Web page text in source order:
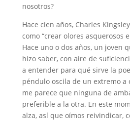
nosotros?
Hace cien años, Charles
como “crear olores asquerosos
Hace uno o dos años, un joven
hizo saber, con aire de
a entender para qué sirve la
péndulo oscila de un extremo a
me parece que ninguna de
preferible a la otra. En este
alza, así que oímos reivindicar,